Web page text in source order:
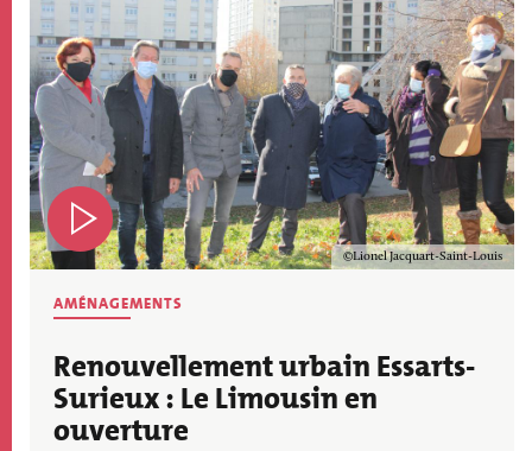
Copyright
Lionel Jacquart-Saint-Louis
AMÉNAGEMENTS
Renouvellement urbain Essarts-
Surieux : Le Limousin en
ouverture